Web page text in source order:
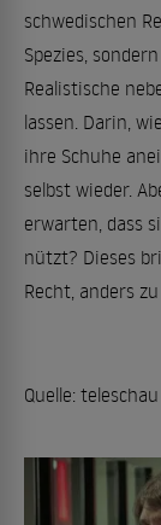
schwedischen
Spezies,
Realistische
lassen. Darin,
ihre Schuhe
selbst wieder.
erwarten, dass
nützt? Dieses
Recht, anders
Quelle: